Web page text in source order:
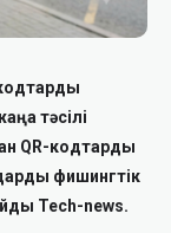
кодтарды
тәсілі
QR-кодтарды
фишингтік
Tech-news.